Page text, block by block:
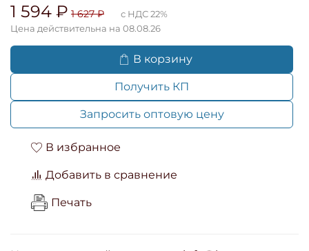
1 594 ₽ 1 627 ₽
с НДС 22%
Цена действительна на 08.08.26
В корзину
Получить КП
Запросить оптовую цену
В избранное
Добавить в сравнение
Печать